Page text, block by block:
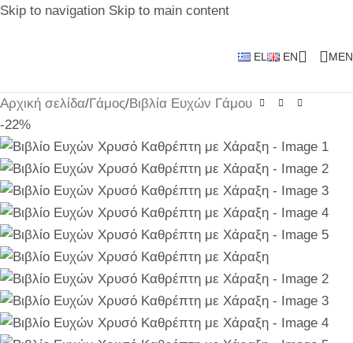
Skip to navigation Skip to main content
EL EN
Αρχική σελίδα/Γάμος/Βιβλία Ευχών Γάμου
-22%